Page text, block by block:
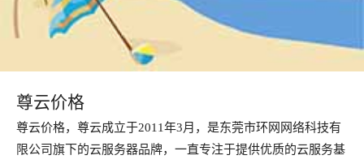
尊云价格
尊云价格，尊云成立于2011年3月，是东莞市环网网络科技有
限公司旗下的云服务器品牌，一直专注于提供优质的云服务基